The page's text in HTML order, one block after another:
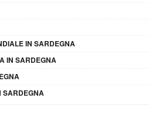
IN SARDEGNA
IN SARDEGNA
SARDEGNA